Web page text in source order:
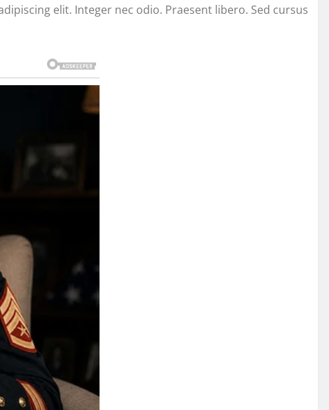
elit. Integer nec odio. Praesent libero. Sed cursus